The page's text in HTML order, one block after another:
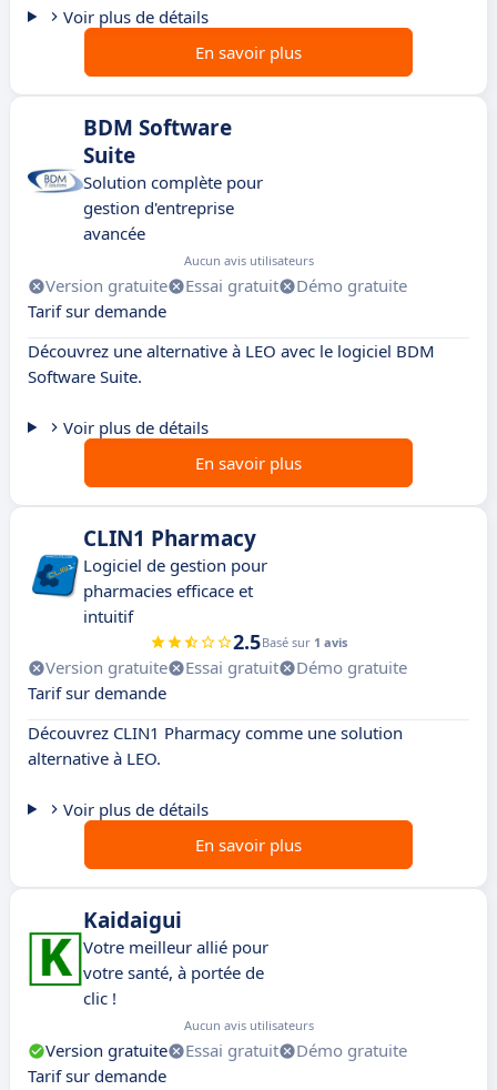
Voir plus de détails
En savoir plus
BDM Software
Suite
Solution complète pour
gestion d'entreprise
avancée
Aucun avis utilisateurs
Version gratuite Essai gratuit
Démo gratuite
Tarif sur demande
Découvrez une alternative à LEO avec le logiciel BDM
Software Suite.
Voir plus de détails
En savoir plus
CLIN1 Pharmacy
Logiciel de gestion pour
pharmacies efficace et
intuitif
2.5Basé sur 1 avis
Version gratuite Essai gratuit
Démo gratuite
Tarif sur demande
Découvrez CLIN1 Pharmacy comme une solution
alternative à LEO.
Voir plus de détails
En savoir plus
Kaidaigui
Votre meilleur allié pour
votre santé, à portée de
clic !
Aucun avis utilisateurs
Version gratuite Essai gratuit
Démo gratuite
Tarif sur demande